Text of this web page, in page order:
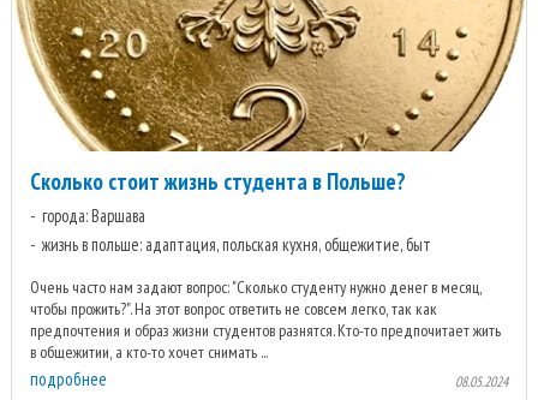
Сколько стоит жизнь студента в Польше?
города: Варшава
жизнь в польше: адаптация, польская кухня, общежитие, быт
Очень часто нам задают вопрос: "Сколько студенту нужно денег в месяц,
чтобы прожить?". На этот вопрос ответить не совсем легко, так как
предпочтения и образ жизни студентов разнятся. Кто-то предпочитает жить
в общежитии, а кто-то хочет снимать ...
подробнее 08.05.2024